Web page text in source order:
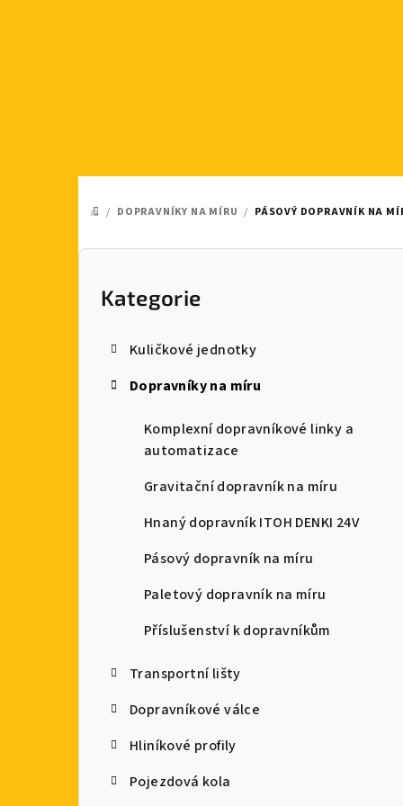
DOMŮ
/ DOPRAVNÍKY NA MÍRU / PÁSOVÝ DOPRAVNÍK NA
P
Přeskočit
kategorie
Kategorie
Kuličkové jednotky
Dopravníky na míru
Komplexní dopravníkové linky a
automatizace
Gravitační dopravník na míru
Hnaný dopravník ITOH DENKI 24V
Pásový dopravník na míru
Paletový dopravník na míru
Příslušenství k dopravníkům
Transportní lišty
Dopravníkové válce
Hliníkové profily
Pojezdová kola